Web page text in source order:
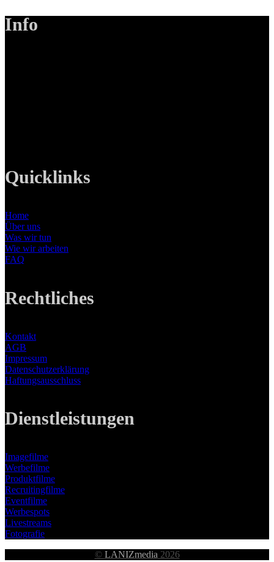
Info
Quicklinks
Home
Über uns
Was wir tun
Wie wir arbeiten
FAQ
Rechtliches
Kontakt
AGB
Impressum
Datenschutzerklärung
Haftungsausschluss
Dienstleistungen
Imagefilme
Werbefilme
Produktfilme
Recruitingfilme
Eventfilme
Werbespots
Livestreams
Fotografie
© LANIZmedia 2026